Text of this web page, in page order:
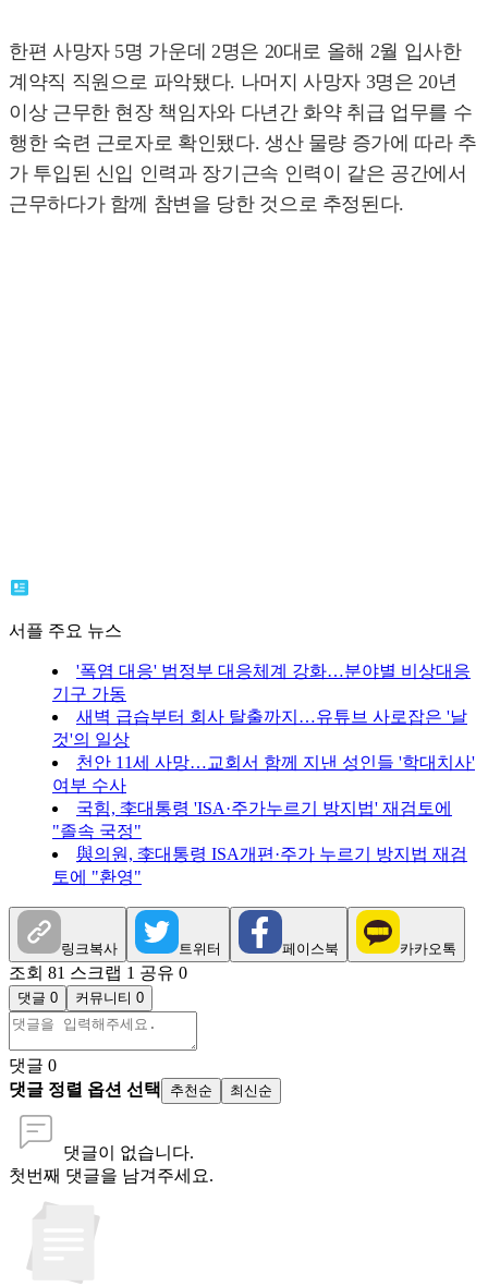
한편 사망자 5명 가운데 2명은 20대로 올해 2월 입사한
계약직 직원으로 파악됐다. 나머지 사망자 3명은 20년
이상 근무한 현장 책임자와 다년간 화약 취급 업무를 수
행한 숙련 근로자로 확인됐다. 생산 물량 증가에 따라 추
가 투입된 신입 인력과 장기근속 인력이 같은 공간에서
근무하다가 함께 참변을 당한 것으로 추정된다.
서플 주요 뉴스
'폭염 대응' 범정부 대응체계 강화…분야별 비상대응
기구 가동
새벽 급습부터 회사 탈출까지…유튜브 사로잡은 '날
것'의 일상
천안 11세 사망…교회서 함께 지낸 성인들 '학대치사'
여부 수사
국힘, 李대통령 'ISA·주가누르기 방지법' 재검토에
"졸속 국정"
與의원, 李대통령 ISA개편·주가 누르기 방지법 재검
토에 "환영"
링크복사 트위터 페이스북 카카오톡
조회 81 스크랩 1 공유 0
댓글 0 커뮤니티 0
댓글 0
댓글 정렬 옵션 선택
추천순 최신순
댓글이 없습니다.
첫번째 댓글을 남겨주세요.